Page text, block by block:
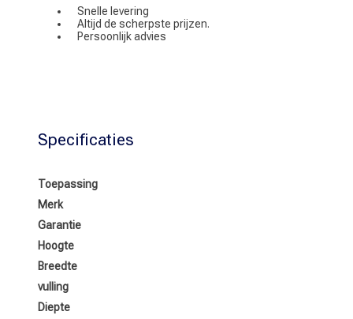
Snelle levering
Altijd de scherpste prijzen.
Persoonlijk advies
Specificaties
Toepassing
Merk
Garantie
Hoogte
Breedte
vulling
Diepte